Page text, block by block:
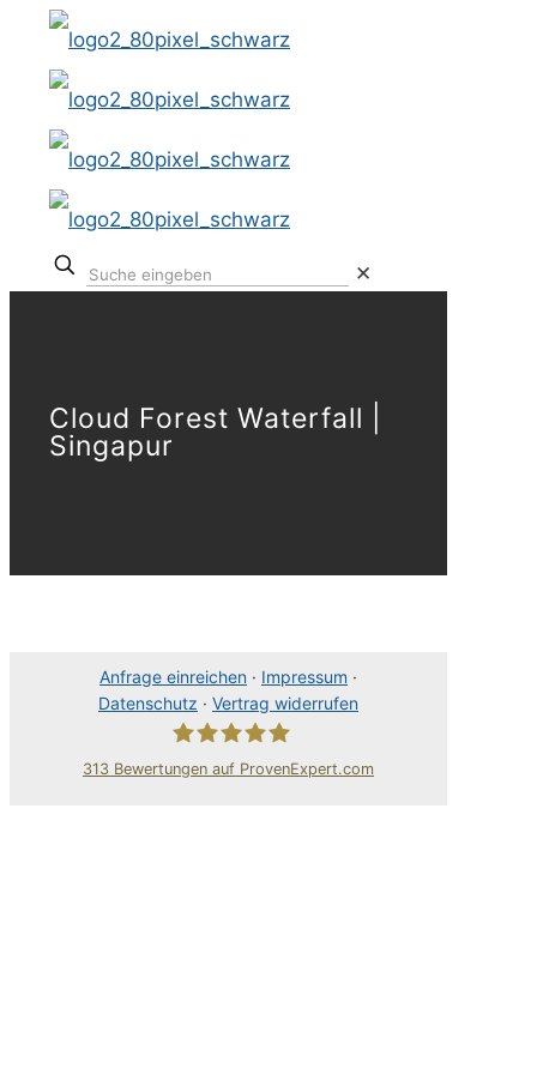
✕
Cloud Forest Waterfall |
Singapur
Anfrage einreichen · Impressum ·
Datenschutz · Vertrag widerrufen
313 Bewertungen auf ProvenExpert.com